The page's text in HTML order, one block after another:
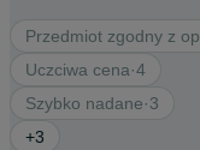
Przedmiot zgodny z
Uczciwa cena·4
Szybko nadane·3
+3